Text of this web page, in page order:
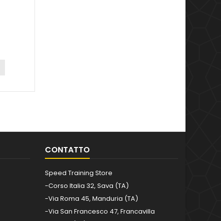
CONTATTO
Speed Training Store
-Corso Italia 32, Sava (TA)
-Via Roma 45, Manduria (TA)
-Via San Francesco 47, Francavilla